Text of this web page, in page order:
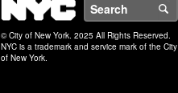
© City of New York. 2025 All Rights Reserved.
NYC is a trademark and service mark of the City
of New York.